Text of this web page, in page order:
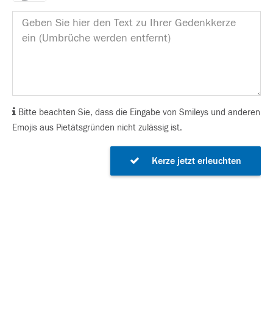
Bitte beachten Sie, dass die Eingabe von Smileys und anderen
Emojis aus Pietätsgründen nicht zulässig ist.
Kerze jetzt erleuchten